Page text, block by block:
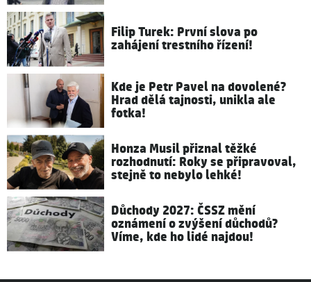
Filip Turek: První slova po
zahájení trestního řízení!
Kde je Petr Pavel na dovolené?
Hrad dělá tajnosti, unikla ale
fotka!
Honza Musil přiznal těžké
rozhodnutí: Roky se připravoval,
stejně to nebylo lehké!
Důchody 2027: ČSSZ mění
oznámení o zvýšení důchodů?
Víme, kde ho lidé najdou!